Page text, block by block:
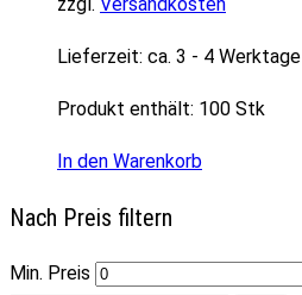
Lieferzeit: ca. 3 - 4 Werktage
Produkt enthält: 100 Stk
In den Warenkorb
Nach Preis filtern
Min. Preis